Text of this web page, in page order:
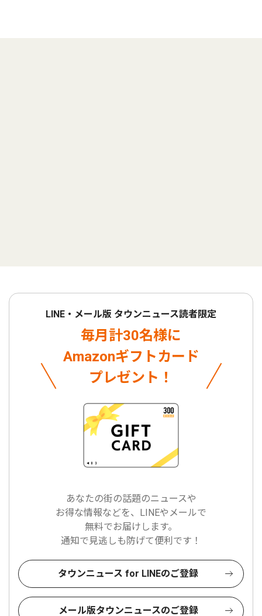
LINE・メール版 タウンニュース読者限定
毎月計30名様に
Amazonギフトカード
プレゼント！
あなたの街の話題のニュースや
お得な情報などを、LINEやメールで
無料でお届けします。
通知で見逃しも防げて便利です！
タウンニュース for LINEのご登録
メール版タウンニュースのご登録